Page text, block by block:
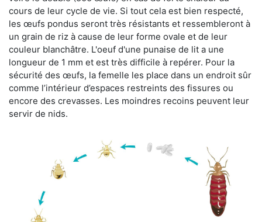
cours de leur cycle de vie. Si tout cela est bien respecté,
les œufs pondus seront très résistants et ressembleront à
un grain de riz à cause de leur forme ovale et de leur
couleur blanchâtre. L'oeuf d'une punaise de lit a une
longueur de 1 mm et est très difficile à repérer. Pour la
sécurité des œufs, la femelle les place dans un endroit sûr
comme l’intérieur d’espaces restreints des fissures ou
encore des crevasses. Les moindres recoins peuvent leur
servir de nids.